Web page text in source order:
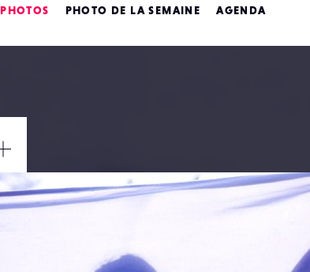
PHOTOS PHOTO DE LA SEMAINE AGENDA
/
Fermer